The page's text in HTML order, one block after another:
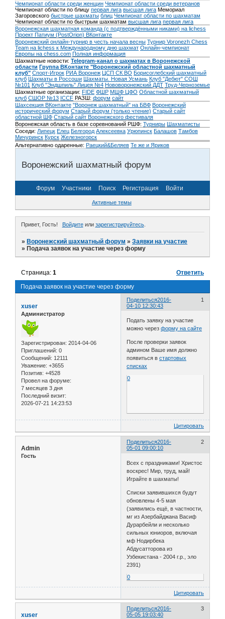
Чемпионат области среди женщин Чемпионат области среди ветеранов
Чемпионат области по блицу первая лига высшая лига Мемориал
Загоровского быстрые шахматы блиц Чемпионат области по шахматам
Чемпионат области по быстрым шахматам высшая лига первая лига
Воронежская шахматная команда (с подтверждёнными никами) на lichess
Проект Патиум (PostOrion) ВКонтакте
Воронежский онлайн-турнир в честь начала весны Турнир Voronezh Chess
Team на lichess к Международному дню шахмат Онлайн-чемпионат
Европы на chess.com Полная информация
Шахматные новости: Telegram-канал о шахматах в Воронежской
области Группа ВКонтакте "Воронежский областной шахматный
клуб" Спорт-Игрок РИА Воронеж ЦСП СК ВО Борисоглебский шахматный
клуб Шахматы в Россоши Шахматы. Новая Усмань Клуб "Дебют" СОШ
№101 Клуб "Эндшпиль" Лицея №4 Нововоронежский ДДТ Труд-Черноземье
Шахматные организации: FIDE ФШР МШФ ЦФО Областной шахматный
клуб СШОР №13 ICCF РАЗШ: форум сайт
Шахсекция ВКонтакте "Воронеж шахматный" на БВФ Воронежский
исторический форум Cтарый форум (только чтение) Старый сайт
областной ШФ Старый сайт Воронежского фестиваля
Воронежская область в базе соревнований РШФ: Турниры Шахматисты
Соседи: Липецк Елец Белгород Алексеевка Урюпинск Балашов Тамбов
Мичуринск Курск Железногорск
Альтернативно одаренные: Раецкий&Беляев Те же и Яриков
Воронежский шахматный форум
Форум Участники Поиск Регистрация Войти
Активные темы
Привет, Гость! Войдитеили зарегистрируйтесь.
»Воронежский шахматный форум »Заявки на участие
»Подача заявок на участие через форму
Подача заявок на участие через форму
Страница:1 Ответить
Поделиться 1
2016-
04-10 12:30:43
xuser
Администратор
Зарегистрирован: 2014-04-06
Приглашений: 0
Сообщений: 12111
Уважение: +3655
Позитив: +4528
Провел на форуме:
7 месяцев 3 дня
Последний визит:
2026-07-21 14:23:53
Подать заявку на участие
можно черезформу на сайте
После проверки заявок
админом Ваше имя должно
появиться встартовых
списках
0
Цитировать
Поделиться 2
2016-
05-01 09:00:10
Admin
Гость
Всех с праздниками! Христос
воскрес! Мир, труд, май!
Играйте в шахматы!
Списки заявившихся будут
обновлены 4-5 мая
(заявились ещё, в частности,
мг из Азербайджана Васиф
Дурарбейли и несколько
сильных юниоров, включая
мф Нодирбека
Абдусатторова из
Узбекистана - 2004 г.р., эло
2391)
0
Цитировать
Поделиться 3
2016-
05-05 19:03:40
xuser